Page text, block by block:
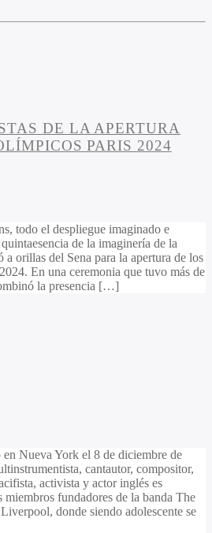
DE LA APERTURA
PARIS 2024
todo el despliegue imaginado e
de la imaginería de la
a orillas del Sena para la apertura de los
En una ceremonia que tuvo más de
la presencia […]
Nueva York el 8 de diciembre de
cantautor, compositor,
activista y actor inglés es
fundadores de la banda The
donde siendo adolescente se